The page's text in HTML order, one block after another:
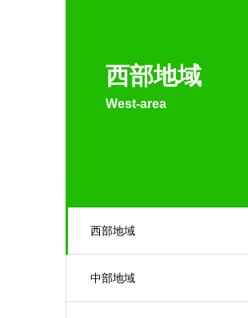
西部地域
West-area
西部地域
中部地域